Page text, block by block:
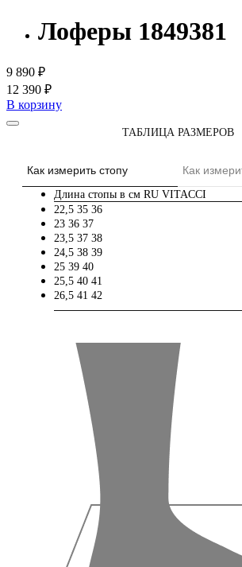
Лоферы 1849381
9 890 ₽
12 390 ₽
В корзину
ТАБЛИЦА РАЗМЕРОВ
Как измерить стопу Как
Длина стопы в см RU VITACCI
22,5 35 36
23 36 37
23,5 37 38
24,5 38 39
25 39 40
25,5 40 41
26,5 41 42